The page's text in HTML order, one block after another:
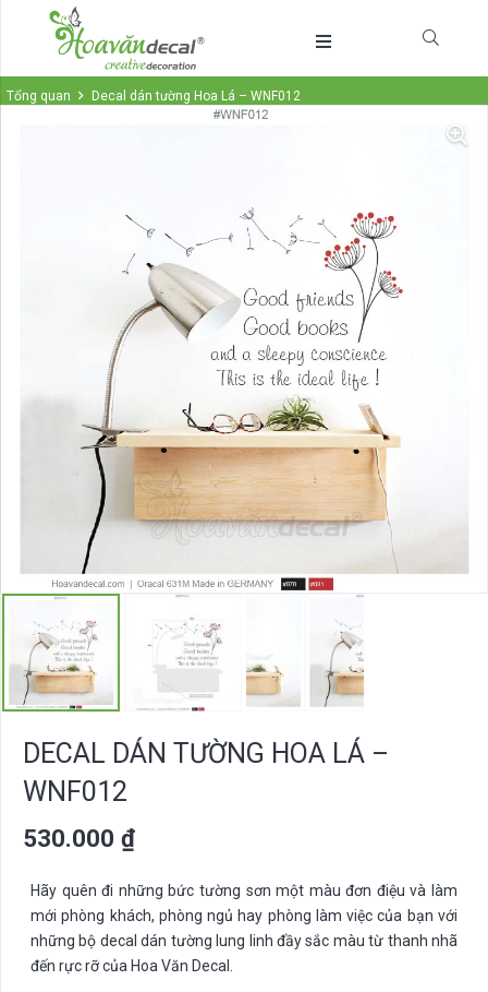
Tổng quan Decal dán tường Hoa Lá – WNF012
DECAL DÁN TƯỜNG HOA LÁ –
WNF012
530.000 ₫
Hãy quên đi những bức tường sơn một màu đơn điệu và làm
mới phòng khách, phòng ngủ hay phòng làm việc của bạn với
những bộ decal dán tường lung linh đầy sắc màu từ thanh nhã
đến rực rỡ của Hoa Văn Decal.